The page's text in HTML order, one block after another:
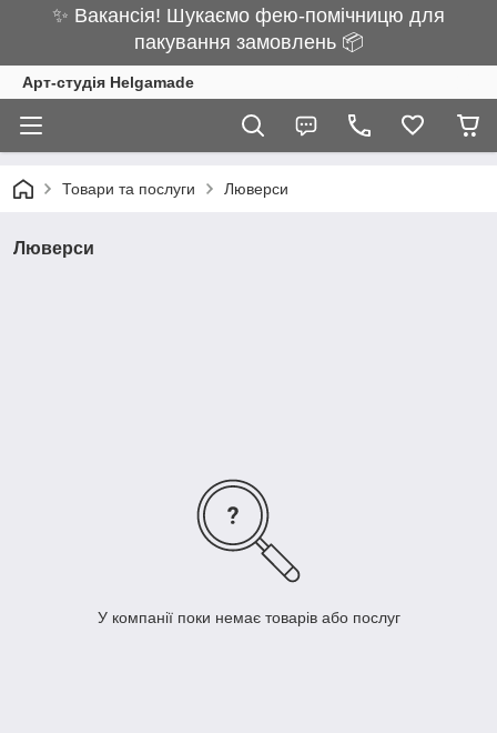
✨ Вакансія! Шукаємо фею-помічницю для
пакування замовлень 📦
Арт-студія Helgamade
Товари та послуги Люверси
Люверси
У компанії поки немає товарів або послуг